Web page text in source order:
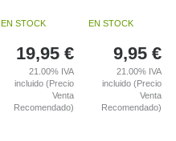
EN STOCK
19,95 €
21.00% IVA
incluido (Precio
Venta
Recomendado)
EN STOCK
9,95 €
21.00% IVA
incluido (Precio
Venta
Recomendado)